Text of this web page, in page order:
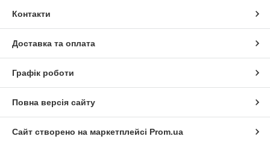
Контакти
Доставка та оплата
Графік роботи
Повна версія сайту
Сайт створено на маркетплейсі Prom.ua